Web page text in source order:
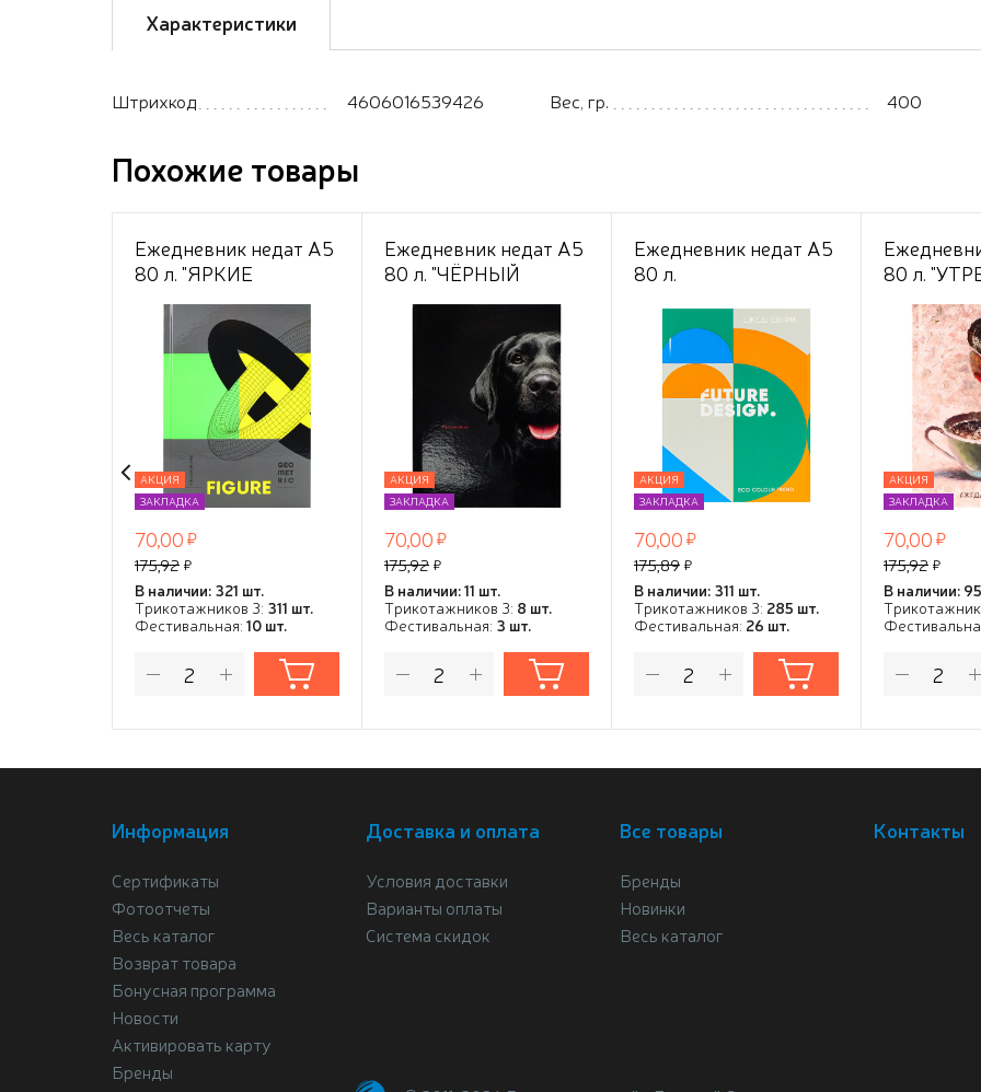
Характеристики
Штрихкод 4606016539426 Вес, гр. 400
Похожие товары
Ежедневник недат А5
80 л. "ЯРКИЕ
АКЦЕНТЫ" 7БЦ
глянц. лам., цвет
мелов.облож,
ТМ"Collezione"
АКЦИЯ
ЗАКЛАДКА
70,00
175,92
В наличии: 321 шт.
Трикотажников 3: 311 шт.
Фестивальная: 10 шт.
Ежедневник недат А5
80 л. "ЧЁРНЫЙ
ЛАБРАДОР",
обл,ТМ"Collezione"
АКЦИЯ
ЗАКЛАДКА
70,00
175,92
В наличии: 11 шт.
Трикотажников 3: 8 шт.
Фестивальная: 3 шт.
Ежедневник недат А5
80 л.
ДИЗАЙН-2" 7БЦ
софт-
тач+выбороч.лак,
ТМ"Collezione"
АКЦИЯ
ЗАКЛАДКА
70,00
175,89
В наличии: 311 шт.
Трикотажников 3: 285 шт.
Фестивальная: 26 шт.
80 л.
КОФЕ - 1",
АКЦИЯ
ЗАКЛАДКА
70,00
175,92
В наличии:
Информация
Сертификаты
Фотоотчеты
Весь каталог
Возврат товара
Бонусная программа
Новости
Активировать карту
Бренды
Доставка и оплата
Условия доставки
Варианты оплаты
Система скидок
Все товары
Бренды
Новинки
Весь каталог
Контакты